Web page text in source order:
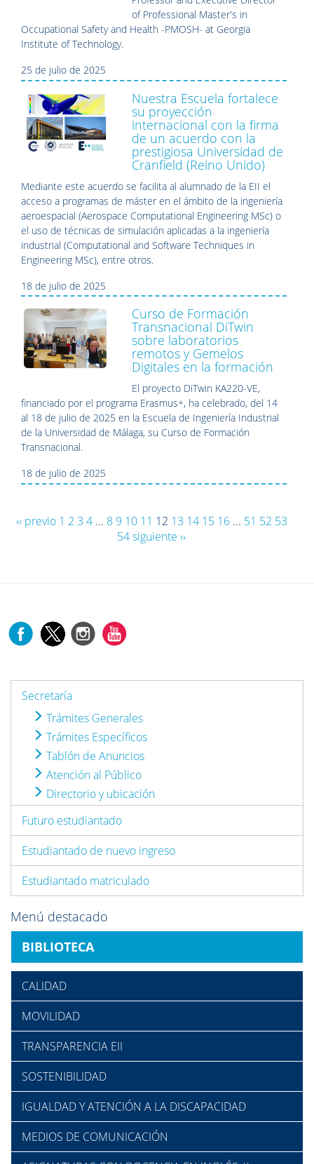
of Professional Master's in
Occupational Safety and Health -PMOSH- at Georgia
Institute of Technology.
25 de julio de 2025
Nuestra Escuela fortalece
su proyección
internacional con la firma
de un acuerdo con la
prestigiosa Universidad de
Cranfield (Reino Unido)
Mediante este acuerdo se facilita al alumnado de la EII el
acceso a programas de máster en el ámbito de la ingeniería
aeroespacial (Aerospace Computational Engineering MSc) o
el uso de técnicas de simulación aplicadas a la ingeniería
industrial (Computational and Software Techniques in
Engineering MSc), entre otros.
18 de julio de 2025
Curso de Formación
Transnacional DiTwin
sobre laboratorios
remotos y Gemelos
Digitales en la formación
El proyecto DiTwin KA220-VE,
financiado por el programa Erasmus+, ha celebrado, del 14
al 18 de julio de 2025 en la Escuela de Ingeniería Industrial
de la Universidad de Málaga, su Curso de Formación
Transnacional.
18 de julio de 2025
‹‹ previo 1 2 3 4... 8 9 10 11 12 13 14 15 16... 51 52 53
54siguiente ››
Secretaría
Trámites Generales
Trámites Específicos
Tablón de Anuncios
Atención al Público
Directorio y ubicación
Futuro estudiantado
Estudiantado de nuevo ingreso
Estudiantado matriculado
Menú destacado
BIBLIOTECA
CALIDAD
MOVILIDAD
TRANSPARENCIA EII
SOSTENIBILIDAD
IGUALDAD Y ATENCIÓN A LA DISCAPACIDAD
MEDIOS DE COMUNICACIÓN